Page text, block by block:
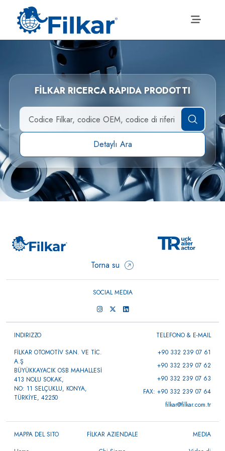
FİLKAR RICERCA RAPIDA PRODOTTI
Detaylı Ara
Torna su
SOCIAL MEDIA
INDIRIZZO
FİLKAR OTOMOTİV SAN. VE TİC.
A.Ş
BÜYÜKKAYACIK OSB MAHALLESİ
413 NOLU SOKAK,
NO: 11 SELÇUKLU, KONYA,
TÜRKİYE, 42250
TELEFONO & E-MAIL
+90 332 239 07 61
+90 332 239 07 62
+90 332 239 07 63
FAX: +90 332 239 07 64
filkar@filkar.com.tr
MAPPA DEL SITO
FİLKAR AZIENDALE
MEDIA